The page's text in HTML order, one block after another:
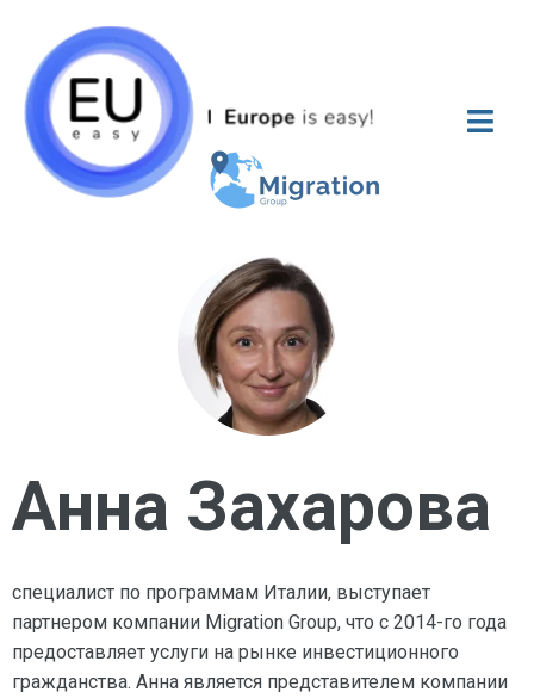
Анна Захарова
специалист по программам Италии, выступает
партнером компании Migration Group, что с 2014-го года
предоставляет услуги на рынке инвестиционного
гражданства. Анна является представителем компании